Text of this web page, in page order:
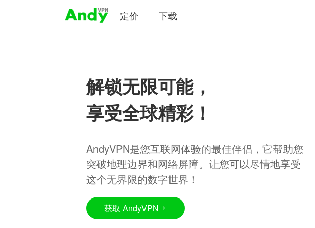
定价 下载
解锁无限可能，
享受全球精彩！
AndyVPN是您互联网体验的最佳伴侣，它帮助您
突破地理边界和网络屏障。让您可以尽情地享受
这个无界限的数字世界！
获取 AndyVPN